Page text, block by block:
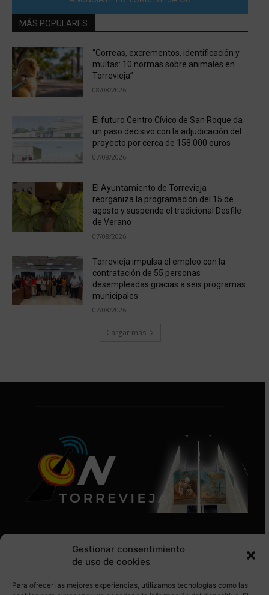
Gestionar consentimiento
de uso de cookies
Para ofrecer las mejores experiencias, utilizamos tecnologías como las
MÁS POPULARES
“Correas, excrementos, identificación y
multas: 10 normas sobre animales en
Torrevieja”
08/08/2026
El futuro Centro Cívico de San Roque da
un paso decisivo con la adjudicación del
proyecto por cerca de 158.000 euros
07/08/2026
El Ayuntamiento de Torrevieja
reorganiza la programación del 15 de
agosto y suspende el tradicional Desfile
de Verano
07/08/2026
Torrevieja impulsa el empleo con la
contratación de 55 personas
desempleadas gracias a seis programas
municipales
07/08/2026
Cargar más
SÍGUENOS EN REDES SOCIALES